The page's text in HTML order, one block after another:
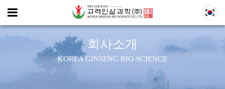
회사소개
생산현황
제품소개
회사소개
KOREA GINSENG BIO-SCIENCE